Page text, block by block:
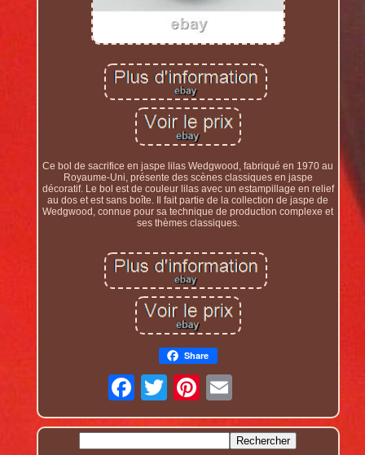
Ce bol de sacrifice en jaspe lilas Wedgwood, fabriqué en 1970 au
Royaume-Uni, présente des scènes classiques en jaspe
décoratif. Le bol est de couleur lilas avec un estampillage en relief
au dos et est sans boîte. Il fait partie de la collection de jaspe de
Wedgwood, connue pour sa technique de production complexe et
ses thèmes classiques.
Share